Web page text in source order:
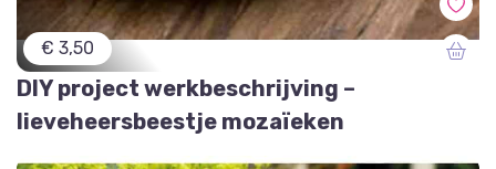
€ 3,50
DIY project werkbeschrijving –
lieveheersbeestje mozaïeken